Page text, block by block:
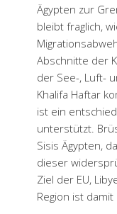
Ägypten zur
bleibt fraglich,
Abschnitte der
der See-, Luft-
Khalifa Haftar
ist ein
unterstützt.
Sisis Ägypten,
dieser
Ziel der EU,
Region ist